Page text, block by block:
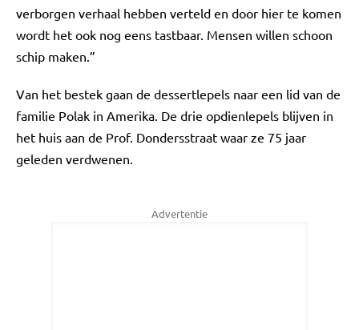
verborgen verhaal hebben verteld en door hier te komen
wordt het ook nog eens tastbaar. Mensen willen schoon
schip maken.”
Van het bestek gaan de dessertlepels naar een lid van de
familie Polak in Amerika. De drie opdienlepels blijven in
het huis aan de Prof. Dondersstraat waar ze 75 jaar
geleden verdwenen.
Advertentie